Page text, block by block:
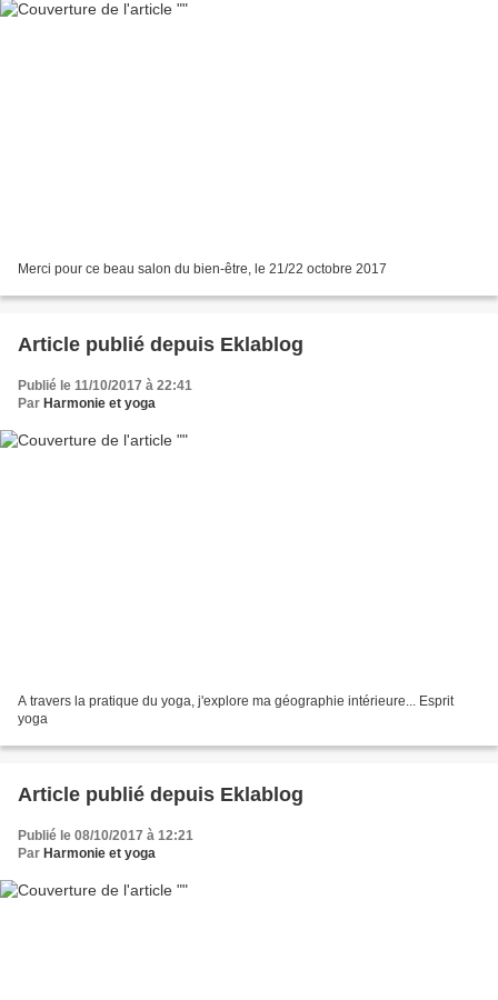
Merci pour ce beau salon du bien-être, le 21/22 octobre 2017
Article publié depuis Eklablog
Publié le 11/10/2017 à 22:41
Par Harmonie et yoga
A travers la pratique du yoga, j'explore ma géographie intérieure... Esprit
yoga
Article publié depuis Eklablog
Publié le 08/10/2017 à 12:21
Par Harmonie et yoga